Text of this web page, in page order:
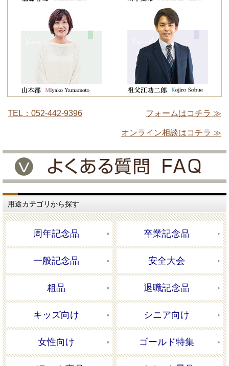
TEL：052-442-9396 フォームはコチラ ≫
オンライン相談はコチラ ≫
用途カテゴリから探す
周年記念品 卒業記念品
一般記念品 安全大会
粗品 退職記念品
キッズ向け シニア向け
女性向け ゴールド特集